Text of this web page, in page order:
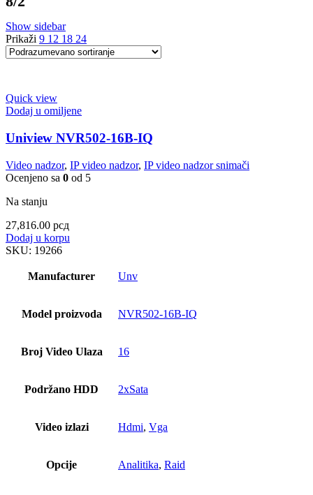
Show sidebar
Prikaži 9 12 18 24
Quick view
Dodaj u omiljene
Uniview NVR502-16B-IQ
Video nadzor, IP video nadzor, IP video nadzor snimači
Ocenjeno sa 0 od 5
Na stanju
27,816.00 рсд
Dodaj u korpu
SKU: 19266
Manufacturer Unv
Model proizvoda NVR502-16B-IQ
Broj Video Ulaza 16
Podržano HDD 2xSata
Video izlazi Hdmi, Vga
Opcije Analitika, Raid